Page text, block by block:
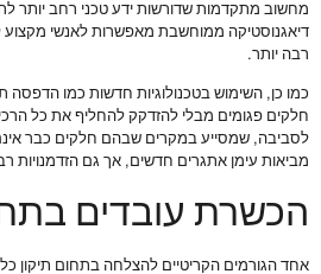
מחשוב מתקדמות שדורשות ידע טכני רחב יותר
דיאגנוסטיקה ממוחשבת מאפשרות לאנשי מקצוע
רבה יותר.
כמו כן, השימוש בטכנולוגיות חדשות כמו
חלקים פגומים מבלי להזדקק להחליף את כל הרכיב.
לסביבה, שמסייע במקרים שבהם חלקים כבר אינם
מביאות עימן אתגרים חדשים, אך גם הזדמנויות
הכשרת עובדים
אחד הגורמים הקריטיים להצלחה בתחום תיקון